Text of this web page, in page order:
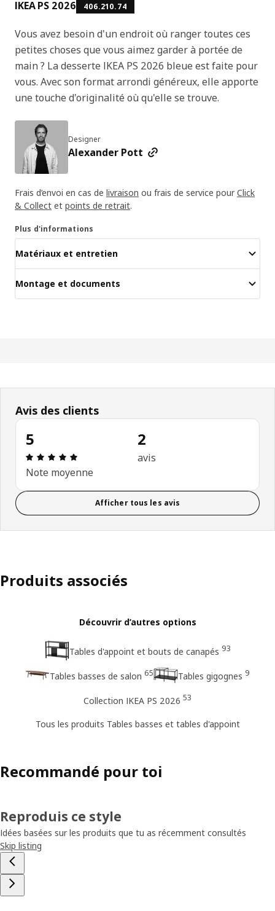
IKEA PS 2026 406.210.74
Vous avez besoin d'un endroit où ranger toutes ces
petites choses que vous aimez garder à portée de
main ? La desserte IKEA PS 2026 bleue est faite pour
vous. Avec son format arrondi généreux, elle apporte
une touche d'originalité où qu'elle se trouve.
Designer
Alexander Pott
Frais d’envoi en cas de livraison ou frais de service pour Click
& Collect et points de retrait.
Plus d'informations
Matériaux et entretien
Montage et documents
Avis des clients
5
Avis: 5 sur 5 étoiles. Nombre total d’avis: 2
Note moyenne
2
avis
Afficher tous les avis
Produits associés
Découvrir d’autres options
Tables d'appoint et bouts de canapés 93
Tables basses de salon 65 Tables gigognes 9
Collection IKEA PS 2026 53
Tous les produits Tables basses et tables d'appoint
Recommandé pour toi
Reproduis ce style
Idées basées sur les produits que tu as récemment consultés
Skip listing